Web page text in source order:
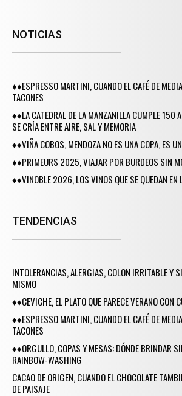
NOTICIAS
♦♦ESPRESSO MARTINI, CUANDO EL CAFÉ DE
TACONES
♦♦LA CATEDRAL DE LA MANZANILLA CUMPLE 150
SE CRÍA ENTRE AIRE, SAL Y MEMORIA
♦♦VIÑA COBOS, MENDOZA NO ES UNA COPA, ES
♦♦PRIMEURS 2025, VIAJAR POR BURDEOS SIN
♦♦VINOBLE 2026, LOS VINOS QUE SE QUEDAN EN
TENDENCIAS
INTOLERANCIAS, ALERGIAS, COLON IRRITABLE Y
MISMO
♦♦CEVICHE, EL PLATO QUE PARECE VERANO CON
♦♦ESPRESSO MARTINI, CUANDO EL CAFÉ DE
TACONES
♦♦ORGULLO, COPAS Y MESAS: DÓNDE BRINDAR
RAINBOW-WASHING
CACAO DE ORIGEN, CUANDO EL CHOCOLATE
DE PAISAJE